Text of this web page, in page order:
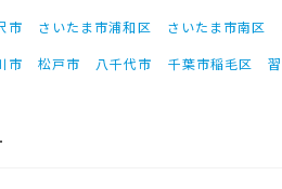
市 さいたま市浦和区 さいたま市南区
市 松戸市 八千代市 千葉市稲毛区